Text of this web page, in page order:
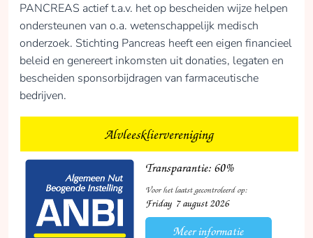
PANCREAS actief t.a.v. het op bescheiden wijze helpen
ondersteunen van o.a. wetenschappelijk medisch
onderzoek. Stichting Pancreas heeft een eigen financieel
beleid en genereert inkomsten uit donaties, legaten en
bescheiden sponsorbijdragen van farmaceutische
bedrijven.